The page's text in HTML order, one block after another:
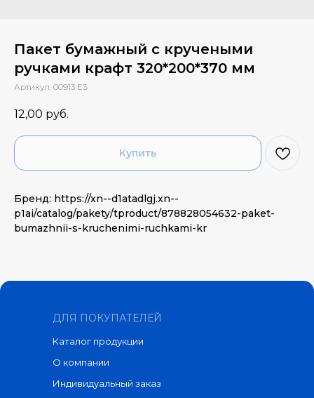
Пакет бумажный с кручеными
ручками крафт 320*200*370 мм
Артикул: 00913 Е3
12,00 руб.
Купить
Бренд: https://xn--d1atadlgj.xn--
p1ai/catalog/pakety/tproduct/878828054632-paket-
bumazhnii-s-kruchenimi-ruchkami-kr
ДЛЯ ПОКУПАТЕЛЕЙ
Каталог продукции
О компании
Индивидуальный заказ